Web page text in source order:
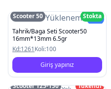
Resim YüklenemediYeni
Scooter 50
Stokta
Tahrik/Baga Seti Scooter50
16mm*13mm 6.5gr
Kd:1261Koli:100
Giriş yapınız
Scooter 125-150
Tükendi